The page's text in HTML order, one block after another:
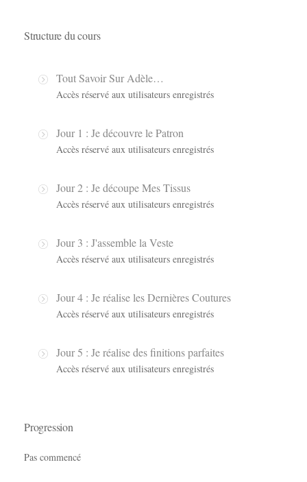
Structure du cours
Tout Savoir Sur Adèle…
Accès réservé aux utilisateurs enregistrés
Jour 1 : Je découvre le Patron
Accès réservé aux utilisateurs enregistrés
Jour 2 : Je découpe Mes Tissus
Accès réservé aux utilisateurs enregistrés
Jour 3 : J'assemble la Veste
Accès réservé aux utilisateurs enregistrés
Jour 4 : Je réalise les Dernières Coutures
Accès réservé aux utilisateurs enregistrés
Jour 5 : Je réalise des finitions parfaites
Accès réservé aux utilisateurs enregistrés
Progression
Pas commencé